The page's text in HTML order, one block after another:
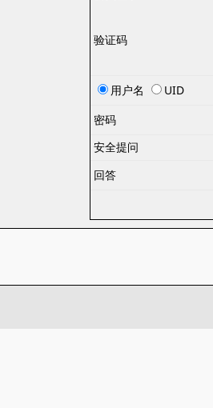
验证码
用户名 UID
密码
安全提问
回答